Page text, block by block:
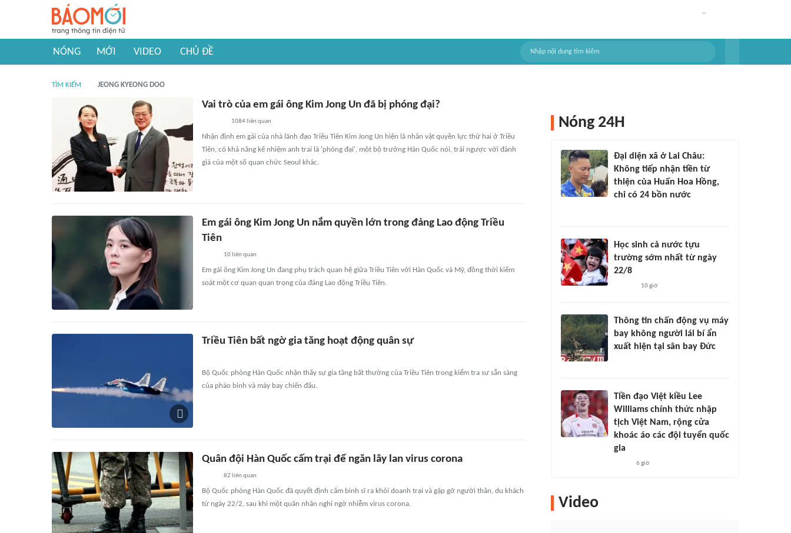
NÓNG MỚI VIDEO CHỦ ĐỀ
TÌM KIẾM JEONG KYEONG DOO
Vai trò của em gái ông Kim Jong Un đã bị phóng đại?
1084liên quan
Nhận định em gái của nhà lãnh đạo Triều Tiên Kim Jong Un hiện là nhân vật quyền lực thứ hai ở Triều
Tiên, có khả năng kế nhiệm anh trai là 'phóng đại', một bộ trưởng Hàn Quốc nói, trái ngược với đánh
giá của một số quan chức Seoul khác.
Em gái ông Kim Jong Un nắm quyền lớn trong đảng Lao động Triều
Tiên
10liên quan
Em gái ông Kim Jong Un đang phụ trách quan hệ giữa Triều Tiên với Hàn Quốc và Mỹ, đồng thời kiểm
soát một cơ quan quan trọng của đảng Lao động Triều Tiên.
Triều Tiên bất ngờ gia tăng hoạt động quân sự
Bộ Quốc phòng Hàn Quốc nhận thấy sự gia tăng bất thường của Triều Tiên trong kiểm tra sự sẵn sàng
của pháo binh và máy bay chiến đấu.
Quân đội Hàn Quốc cấm trại để ngăn lây lan virus corona
82 liên quan
Bộ Quốc phòng Hàn Quốc đã quyết định cấm binh sĩ ra khỏi doanh trại và gặp gỡ người thân, du khách
từ ngày 22/2, sau khi một quân nhân nghi ngờ nhiễm virus corona.
Nóng 24H
Đại diện xã ở Lai Châu:
Không tiếp nhận tiền từ
thiện của Huấn Hoa Hồng,
chỉ có 24 bồn nước
Học sinh cả nước tựu
trường sớm nhất từ ngày
22/8
10 giờ
Thông tin chấn động vụ máy
bay không người lái bí ẩn
xuất hiện tại sân bay Đức
Tiền đạo Việt kiều Lee
Williams chính thức nhập
tịch Việt Nam, rộng cửa
khoác áo các đội tuyển quốc
gia
6 giờ
Video